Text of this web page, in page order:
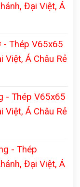
Đại Việt, Á
- Thép V65x65
Việt, Á Châu Rẻ
- Thép V65x65
Việt, Á Châu Rẻ
- Thép
Đại Việt, Á